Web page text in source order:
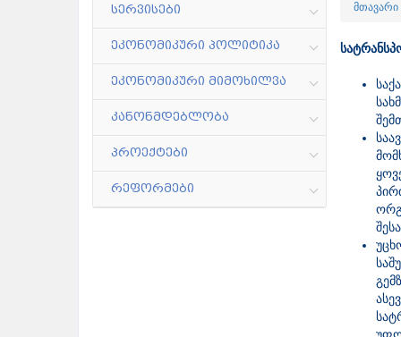
სერვისები
ეკონომიკური პოლიტიკა
ეკონომიკური მიმოხილვა
კანონმდებლობა
პროექტები
რეფორმები
მთავარი